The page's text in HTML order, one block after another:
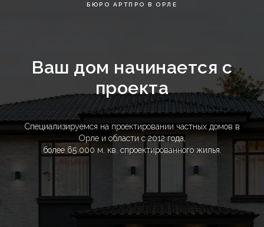
БЮРО АРТПРО В ОРЛЕ
Ваш дом начинается с
проекта
Специализируемся на проектировании частных домов в
Орле и области с 2012 года,
более 65 000 м. кв. спроектированного жилья.